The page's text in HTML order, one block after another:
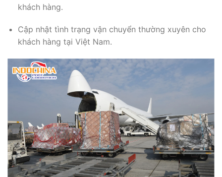
khách hàng.
Cập nhật tình trạng vận chuyển thường xuyên cho
khách hàng tại Việt Nam.